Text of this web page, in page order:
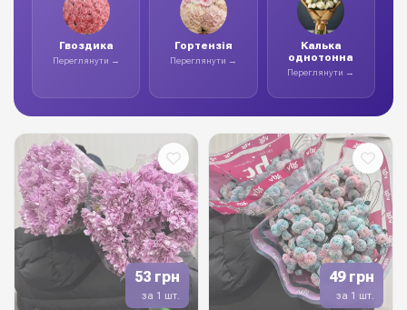
Гвоздика
Переглянути →
Гортензія
Переглянути →
Калька
однотонна
Переглянути →
53 грн
за 1 шт.
49 грн
за 1 шт.